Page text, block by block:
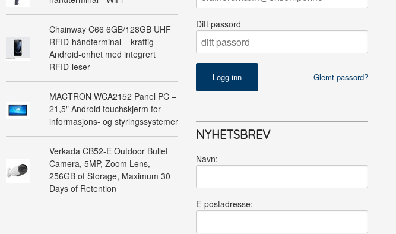
Chainway C66 6GB/128GB UHF
RFID-håndterminal – kraftig
Android-enhet med integrert
RFID-leser
MACTRON WCA2152 Panel PC –
21,5" Android touchskjerm for
informasjons- og styringssystemer
Verkada CB52-E Outdoor Bullet
Camera, 5MP, Zoom Lens,
256GB of Storage, Maximum 30
Days of Retention
Ditt passord
Glemt passord?
NYHETSBREV
Navn:
E-postadresse: